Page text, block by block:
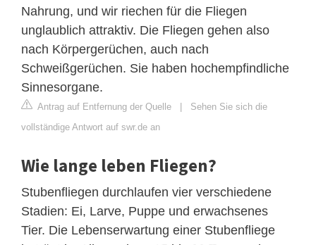
Nahrung, und wir riechen für die Fliegen
unglaublich attraktiv. Die Fliegen gehen also
nach Körpergerüchen, auch nach
Schweißgerüchen. Sie haben hochempfindliche
Sinnesorgane.
Antrag auf Entfernung der Quelle | Sehen Sie sich die
vollständige Antwort auf swr.de an
Wie lange leben Fliegen?
Stubenfliegen durchlaufen vier verschiedene
Stadien: Ei, Larve, Puppe und erwachsenes
Tier. Die Lebenserwartung einer Stubenfliege